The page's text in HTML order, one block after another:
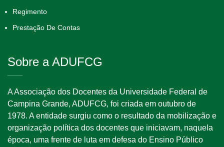
Regimento
Prestação De Contas
Sobre a ADUFCG
A Associação dos Docentes da Universidade Federal de
Campina Grande, ADUFCG, foi criada em outubro de
1978. A entidade surgiu como o resultado da mobilização e
organização política dos docentes que iniciavam, naquela
época, uma frente de luta em defesa do Ensino Público